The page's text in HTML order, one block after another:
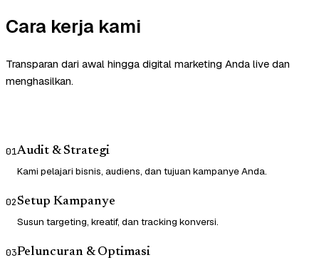
Cara kerja kami
Transparan dari awal hingga digital marketing Anda live dan
menghasilkan.
01Audit & Strategi
Kami pelajari bisnis, audiens, dan tujuan kampanye Anda.
02Setup Kampanye
Susun targeting, kreatif, dan tracking konversi.
03Peluncuran & Optimasi